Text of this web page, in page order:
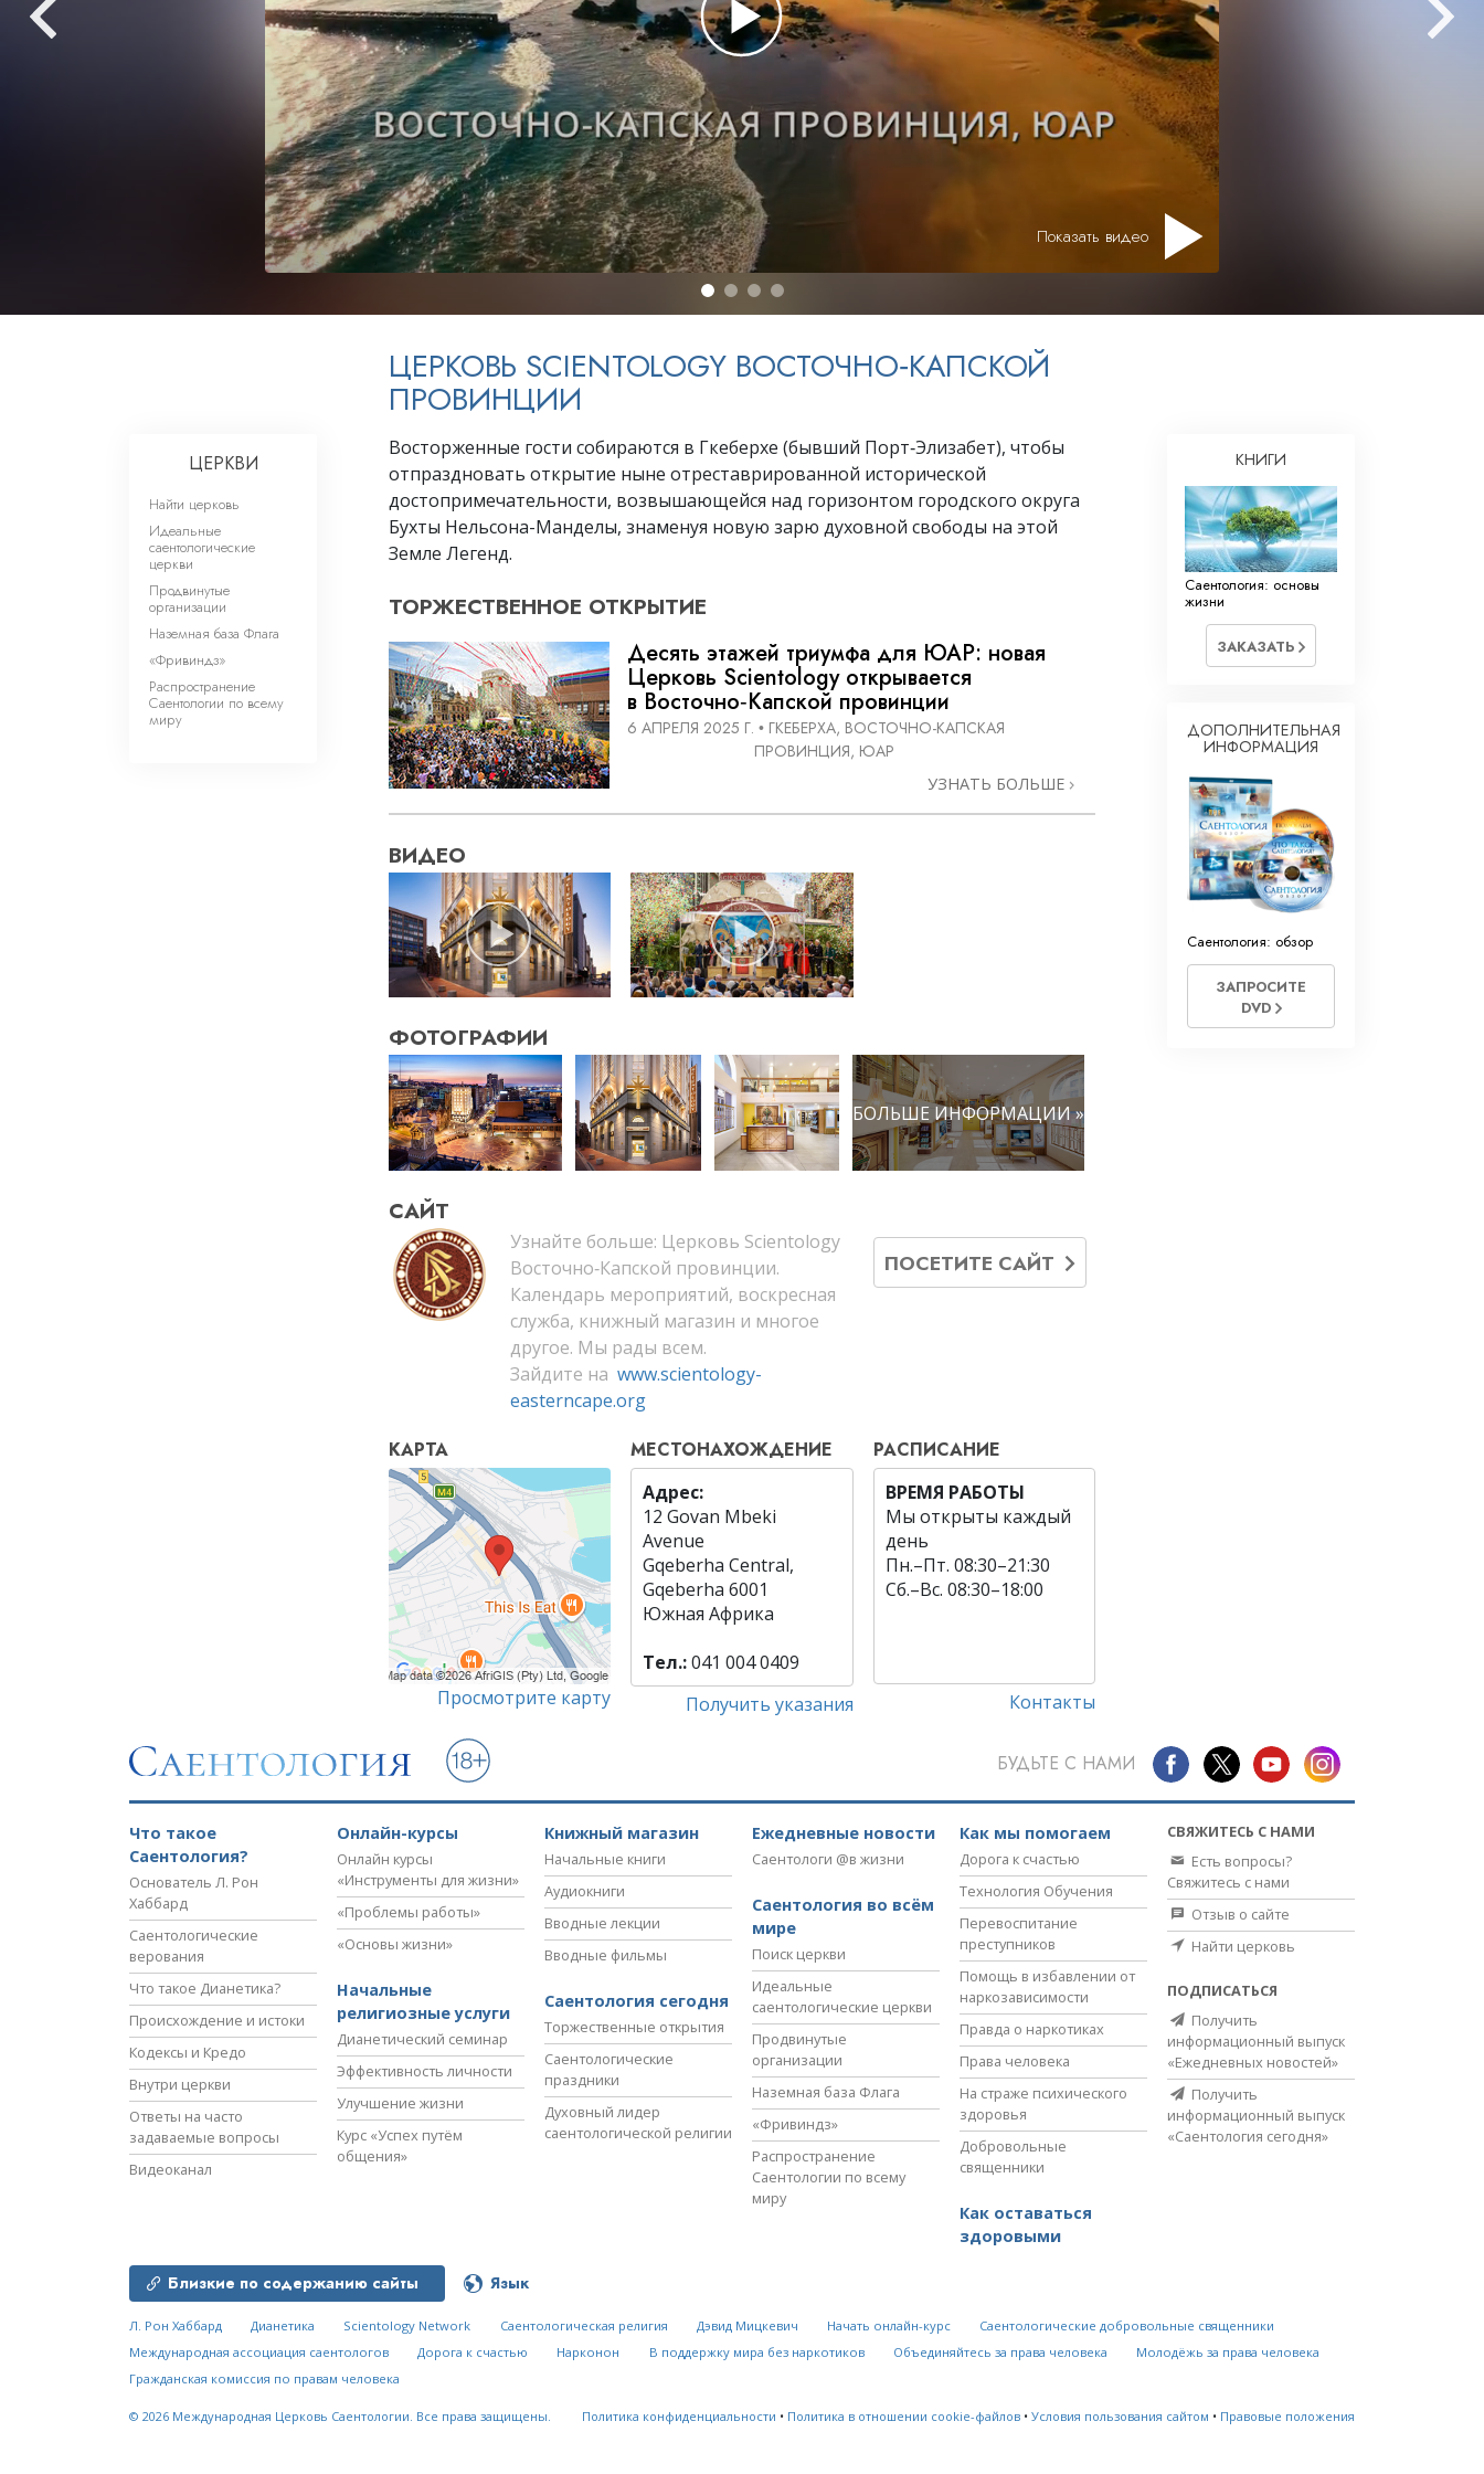
Что такое величие?
Решение проблемы наркотиков
Дети
Инструменты для использования
в работе
Этика и состояния
Расследования
Показать видео
ЦЕРКОВЬ SCIENTOLOGY ВОСТОЧНО‑КАПСКОЙ
ПРОВИНЦИИ
Восторженные гости собираются в Гкеберхе (бывший Порт‑Элизабет), чтобы
отпраздновать открытие ныне отреставрированной исторической
достопримечательности, возвышающейся над горизонтом городского округа
Бухты Нельсона-Манделы, знаменуя новую зарю духовной свободы на этой
Земле Легенд.
ТОРЖЕСТВЕННОЕ ОТКРЫТИЕ
Десять этажей триумфа для ЮАР: новая
Церковь Scientology открывается
в Восточно‑Капской провинции
6 АПРЕЛЯ 2025 Г. • ГКЕБЕРХА, ВОСТОЧНО-КАПСКАЯ
ПРОВИНЦИЯ, ЮАР
УЗНАТЬ БОЛЬШЕ
ВИДЕО
ФОТОГРАФИИ
БОЛЬШЕ ИНФОРМАЦИИ »
САЙТ
Узнайте больше: Церковь Scientology
Восточно‑Капской провинции.
Календарь мероприятий, воскресная
служба, книжный магазин и многое
другое. Мы рады всем.
Зайдите на www.scientology-
easterncape.org
ПОСЕТИТЕ САЙТ
КАРТА
Просмотрите карту
МЕСТОНАХОЖДЕНИЕ
Адрес:
12 Govan Mbeki
Avenue
Gqeberha Central,
Gqeberha 6001
Южная Африка
Тел.:041 004 0409
Получить указания
РАСПИСАНИЕ
ВРЕМЯ РАБОТЫ
Мы открыты каждый
день
Пн.–Пт. 08:30–21:30
Сб.–Вс. 08:30–18:00
Контакты
ЦЕРКВИ
Найти церковь
Идеальные
саентологические
церкви
Продвинутые
организации
Наземная база Флага
«Фривиндз»
Распространение
Саентологии по всему
миру
КНИГИ
Саентология: основы
жизни
ЗАКАЗАТЬ
ДОПОЛНИТЕЛЬНАЯ
ИНФОРМАЦИЯ
Саентология: обзор
ЗАПРОСИТЕ
DVD
БУДЬТЕ С НАМИ
Что такое
Саентология?
Основатель Л. Рон
Хаббард
Саентологические
верования
Что такое Дианетика?
Происхождение и истоки
Кодексы и Кредо
Внутри церкви
Ответы на часто
задаваемые вопросы
Видеоканал
Онлайн-курсы
Онлайн курсы
«Инструменты для жизни»
«Проблемы работы»
«Основы жизни»
Начальные
религиозные услуги
Дианетический семинар
Эффективность личности
Улучшение жизни
Курс «Успех путём
общения»
Книжный магазин
Начальные книги
Аудиокниги
Вводные лекции
Вводные фильмы
Саентология сегодня
Торжественные открытия
Саентологические
праздники
Духовный лидер
саентологической религии
Ежедневные новости
Саентологи @в жизни
Саентология во всём
мире
Поиск церкви
Идеальные
саентологические церкви
Продвинутые
организации
Наземная база Флага
«Фривиндз»
Распространение
Саентологии по всему
миру
Как мы помогаем
Дорога к счастью
Технология Обучения
Перевоспитание
преступников
Помощь в избавлении от
наркозависимости
Правда о наркотиках
Права человека
На страже психического
здоровья
Добровольные
священники
Как оставаться
здоровыми
СВЯЖИТЕСЬ С НАМИ
Есть вопросы?
Свяжитесь с нами
Отзыв о сайте
Найти церковь
ПОДПИСАТЬСЯ
Получить
информационный выпуск
«Ежедневных новостей»
Получить
информационный выпуск
«Саентология сегодня»
Близкие по содержанию сайты Язык
Л. Рон Хаббард Дианетика Scientology Network Саентологическая религия Дэвид Мицкевич Начать онлайн-курс
Саентологические добровольные священники
Международная ассоциация саентологов
Дорога к счастью Нарконон В поддержку мира без наркотиков Объединяйтесь за права человека
Молодёжь за права человека
Гражданская комиссия по правам человека
© 2026 Международная Церковь Саентологии. Все права защищены. Политика конфиденциальности • Политика в отношении cookie-файлов • Условия пользования сайтом • Правовые положения